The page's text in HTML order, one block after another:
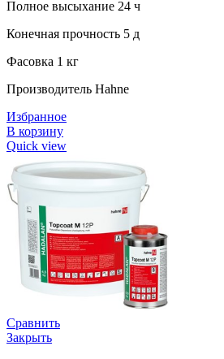
Полное высыхание 24 ч
Конечная прочность 5 д
Фасовка 1 кг
Производитель Hahne
Избранное
В корзину
Quick view
Сравнить
Закрыть